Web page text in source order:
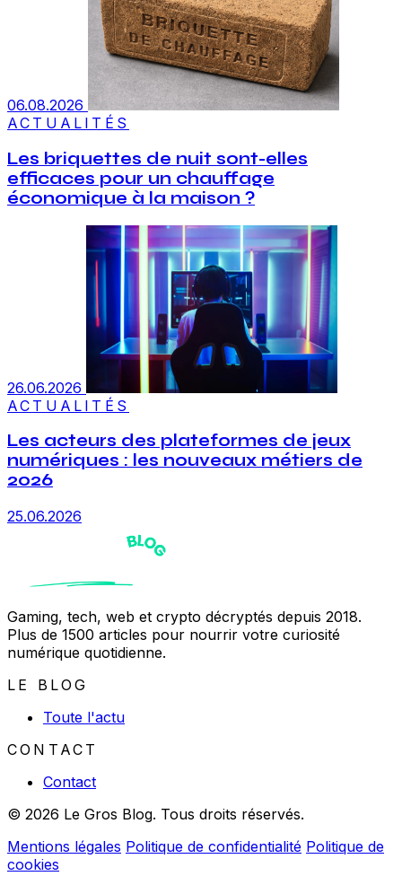
06.08.2026
ACTUALITÉS
Les briquettes de nuit sont-elles
efficaces pour un chauffage
économique à la maison ?
26.06.2026
ACTUALITÉS
Les acteurs des plateformes de jeux
numériques : les nouveaux métiers de
2026
25.06.2026
Gaming, tech, web et crypto décryptés depuis 2018.
Plus de 1500 articles pour nourrir votre curiosité
numérique quotidienne.
LE BLOG
Toute l'actu
CONTACT
Contact
© 2026 Le Gros Blog. Tous droits réservés.
Mentions légales Politique de confidentialité Politique de
cookies